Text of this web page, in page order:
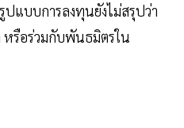
แบบการลงทุนยังไม่สรุปว่า
หรือร่วมกับพันธมิตรใน